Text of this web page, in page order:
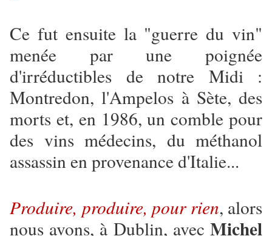
Ce fut ensuite la "guerre du vin"
menée par une poignée
d'irréductibles de notre Midi :
Montredon, l'Ampelos à Sète, des
morts et, en 1986, un comble pour
des vins médecins, du méthanol
assassin en provenance d'Italie...
Produire, produire, pour rien, alors
nous avons, à Dublin, avec Michel